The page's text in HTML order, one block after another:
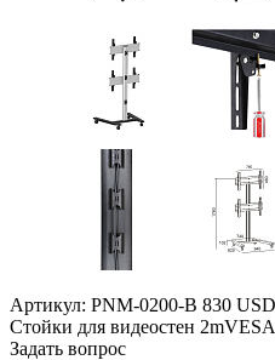
Артикул: PNM-0200-B 830 USD
Стойки для видеостен
Задать вопрос